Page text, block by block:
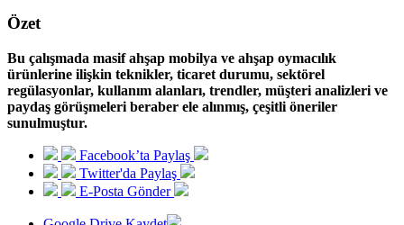
Özet
Bu çalışmada masif ahşap mobilya ve ahşap oymacılık
ürünlerine ilişkin teknikler, ticaret durumu, sektörel
regülasyonlar, kullanım alanları, trendler, müşteri analizleri ve
paydaş görüşmeleri beraber ele alınmış, çeşitli öneriler
sunulmuştur.
Facebook’ta Paylaş
Twitter'da Paylaş
E-Posta Gönder